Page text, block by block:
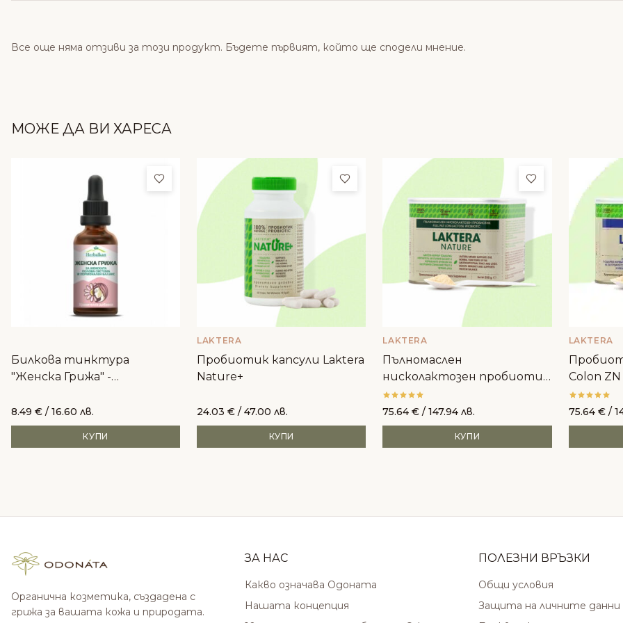
Все още няма отзиви за този продукт. Бъдете първият, който ще сподели мнение.
МОЖЕ ДА ВИ ХАРЕСА
Добави в любими
Билкова тинктура
"Женска Грижа" -
красива кожа
8.49 € / 16.60 лв.
КУПИ
Добави в любими
LAKTERA
Пробиотик капсули Laktera
Nature+
24.03€ / 47.00 лв.
КУПИ
Добави в
LAKTERA
Пълномаслен
нисколактозен пробиотик
в кутия Laktera Nature
75.64€ / 147.94 лв.
КУПИ
LAKTERA
Colon ZN
75.64 €/
Органична козметика, създадена с
грижа за вашата кожа и природата.
ЗА НАС
Какво означава Одоната
Нашата концепция
ПОЛЕЗНИ ВРЪЗКИ
Общи условия
Защита на личните данни